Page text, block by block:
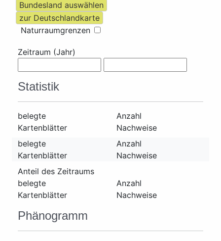
Naturraumgrenzen
Zeitraum (Jahr)
Statistik
belegte
Kartenblätter
Anzahl
Nachweise
belegte
Kartenblätter
Anzahl
Nachweise
Anteil des Zeitraums
belegte
Kartenblätter
Anzahl
Nachweise
Phänogramm